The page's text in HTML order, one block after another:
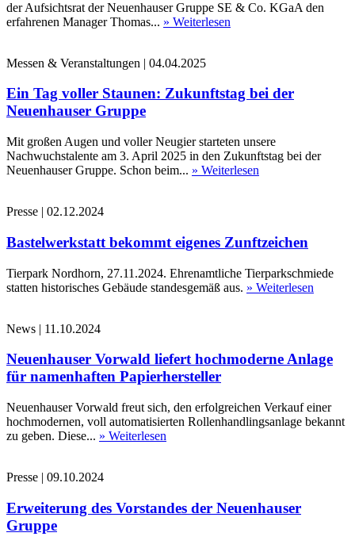
der Aufsichtsrat der Neuenhauser Gruppe SE & Co. KGaA den
erfahrenen Manager Thomas... » Weiterlesen
Messen & Veranstaltungen | 04.04.2025
Ein Tag voller Staunen: Zukunftstag bei der
Neuenhauser Gruppe
Mit großen Augen und voller Neugier starteten unsere
Nachwuchstalente am 3. April 2025 in den Zukunftstag bei der
Neuenhauser Gruppe. Schon beim... » Weiterlesen
Presse | 02.12.2024
Bastelwerkstatt bekommt eigenes Zunftzeichen
Tierpark Nordhorn, 27.11.2024. Ehrenamtliche Tierparkschmiede
statten historisches Gebäude standesgemäß aus. » Weiterlesen
News | 11.10.2024
Neuenhauser Vorwald liefert hochmoderne Anlage
für namenhaften Papierhersteller
Neuenhauser Vorwald freut sich, den erfolgreichen Verkauf einer
hochmodernen, voll automatisierten Rollenhandlingsanlage bekannt
zu geben. Diese... » Weiterlesen
Presse | 09.10.2024
Erweiterung des Vorstandes der Neuenhauser
Gruppe